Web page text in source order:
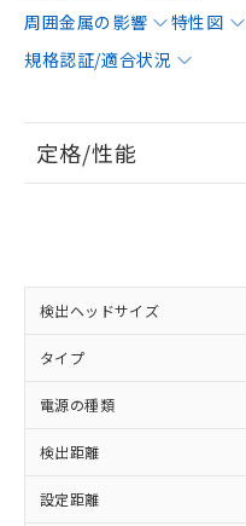
周囲金属の影響
特性図
規格認証/適合状況
定格/性能
検出ヘッドサイズ
タイプ
電源の種類
検出距離
設定距離